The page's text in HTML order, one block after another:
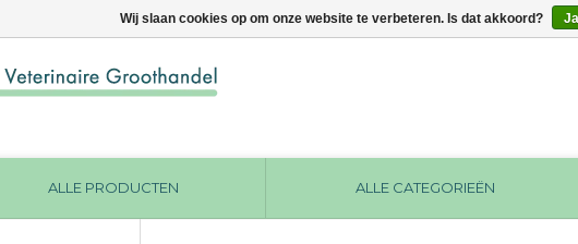
ALLE PRODUCTEN ALLE CATEGORIEËN
Wij slaan cookies op om onze website te verbeteren. Is dat akkoord? Ja